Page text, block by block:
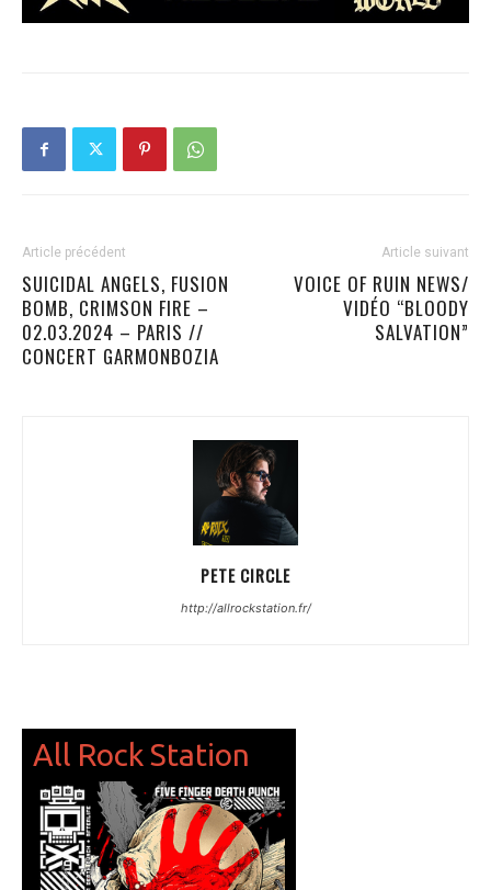
Article précédent
SUICIDAL ANGELS, FUSION
BOMB, CRIMSON FIRE –
02.03.2024 – PARIS //
CONCERT GARMONBOZIA
Article suivant
VOICE OF RUIN NEWS/
VIDÉO “BLOODY
SALVATION”
PETE CIRCLE
http://allrockstation.fr/